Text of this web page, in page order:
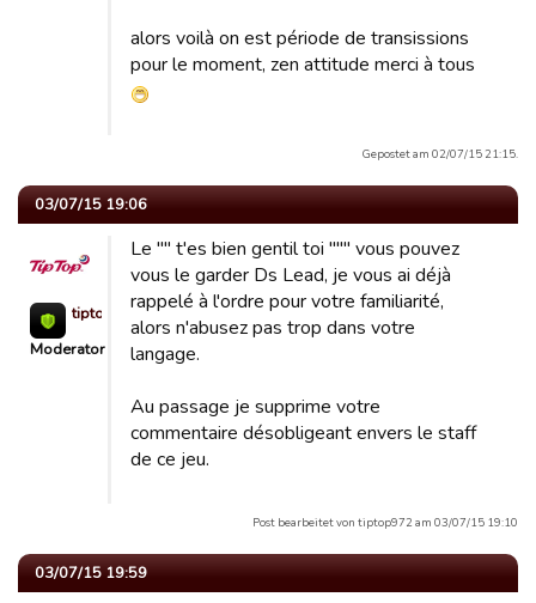
alors voilà on est période de transissions
pour le moment, zen attitude merci à tous
Gepostet am 02/07/15 21:15.
03/07/15 19:06
tiptop972
Moderator
Le "" t'es bien gentil toi """ vous pouvez
vous le garder Ds Lead, je vous ai déjà
rappelé à l'ordre pour votre familiarité,
alors n'abusez pas trop dans votre
langage.
Au passage je supprime votre
commentaire désobligeant envers le staff
de ce jeu.
Post bearbeitet von tiptop972 am 03/07/15 19:10
03/07/15 19:59